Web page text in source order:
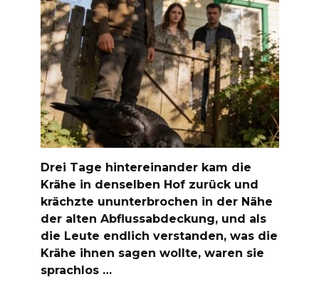
Drei Tage hintereinander kam die
Krähe in denselben Hof zurück und
krächzte ununterbrochen in der Nähe
der alten Abflussabdeckung, und als
die Leute endlich verstanden, was die
Krähe ihnen sagen wollte, waren sie
sprachlos …